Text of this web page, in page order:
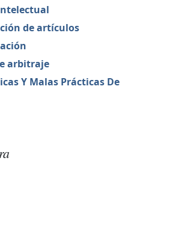
de artículos
arbitraje
Y Malas Prácticas De